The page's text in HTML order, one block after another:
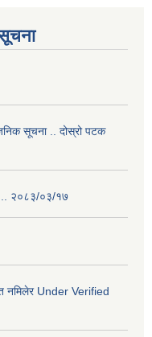
सूचना .. दोस्रो पटक
२०८३/०३/१७
नमिलेर Under Verified